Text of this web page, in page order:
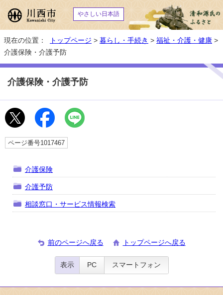
やさしい日本語
現在の位置： トップページ > 暮らし・手続き > 福祉・介護・健康 >
介護保険・介護予防
介護保険・介護予防
ページ番号1017467
介護保険
介護予防
相談窓口・サービス情報検索
前のページへ戻る トップページへ戻る
表示 PC スマートフォン